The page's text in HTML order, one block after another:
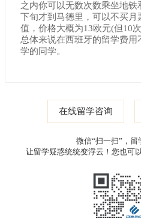
之内你可以无数次数乘坐地
下旬才到马德里，可以不买月
值，价格大概为13欧元(但10
总体来说在西班牙的留学费用
学的同学。
在线留学咨询
微信“扫一扫”，留
让留学疑惑统统变浮云！您也可